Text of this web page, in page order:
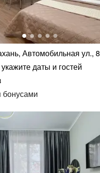
Автомобильная ул., 8
укажите даты и гостей
бонусами